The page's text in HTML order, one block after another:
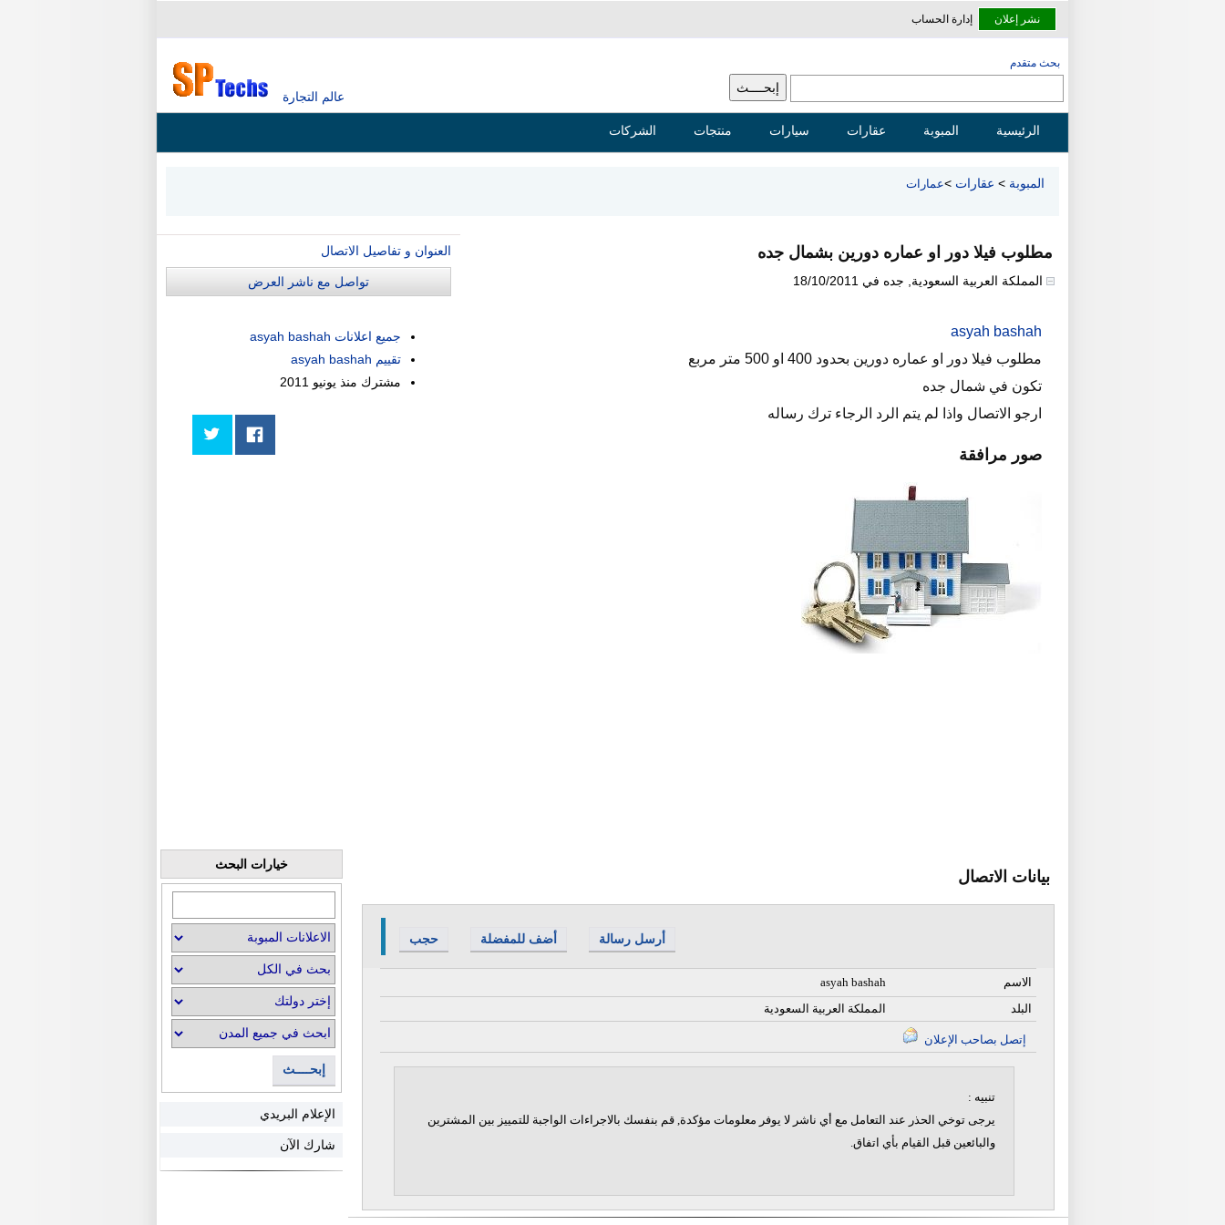
نشر إعلان إدارة الحساب
عالم التجارة
بحث متقدم
الرئيسية المبوبة عقارات سيارات منتجات الشركات
المبوبة > عقارات >عمارات
مطلوب فيلا دور او عماره دورين بشمال جده
المملكة العربية السعودية جده في 18/10/2011
asyah bashah
مطلوب فيلا دور او عماره دورين بحدود 400 او 500 متر مربع
تكون في شمال جده
ارجو الاتصال واذا لم يتم الرد الرجاء ترك رساله
صور مرافقة
العنوان و تفاصيل الاتصال
تواصل مع ناشر العرض
جميع اعلانات asyah bashah
تقييم asyah bashah
مشترك منذ يونيو 2011
بيانات الاتصال
حجب أضف للمفضلة أرسل رسالة
asyah bashah
الاسم
المملكة العربية السعودية
البلد
تنبيه :
يرجى توخي الحذر عند التعامل مع أي ناشر لا يوفر معلومات مؤكدة, قم بنفسك بالاجراءات الواجبة للتمييز بين المشترين
والبائعين قبل القيام بأي اتفاق.
خيارات البحث
إبحــــث
الإعلام البريدي
شارك الآن